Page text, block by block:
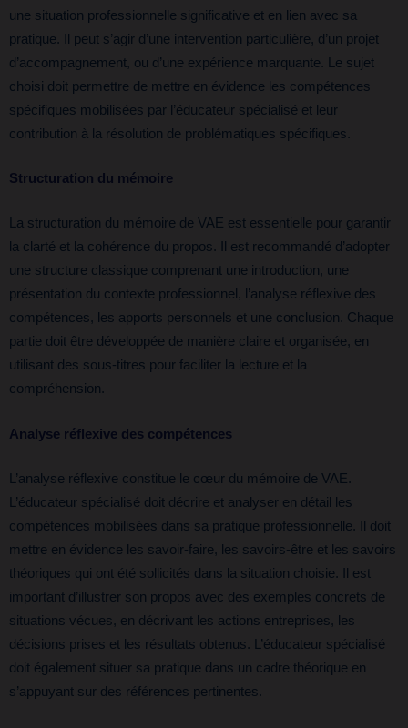
une situation professionnelle significative et en lien avec sa
pratique. Il peut s’agir d’une intervention particulière, d’un projet
d’accompagnement, ou d’une expérience marquante. Le sujet
choisi doit permettre de mettre en évidence les compétences
spécifiques mobilisées par l’éducateur spécialisé et leur
contribution à la résolution de problématiques spécifiques.
Structuration du mémoire
La structuration du mémoire de VAE est essentielle pour garantir
la clarté et la cohérence du propos. Il est recommandé d’adopter
une structure classique comprenant une introduction, une
présentation du contexte professionnel, l’analyse réflexive des
compétences, les apports personnels et une conclusion. Chaque
partie doit être développée de manière claire et organisée, en
utilisant des sous-titres pour faciliter la lecture et la
compréhension.
Analyse réflexive des compétences
L’analyse réflexive constitue le cœur du mémoire de VAE.
L’éducateur spécialisé doit décrire et analyser en détail les
compétences mobilisées dans sa pratique professionnelle. Il doit
mettre en évidence les savoir-faire, les savoirs-être et les savoirs
théoriques qui ont été sollicités dans la situation choisie. Il est
important d’illustrer son propos avec des exemples concrets de
situations vécues, en décrivant les actions entreprises, les
décisions prises et les résultats obtenus. L’éducateur spécialisé
doit également situer sa pratique dans un cadre théorique en
s’appuyant sur des références pertinentes.